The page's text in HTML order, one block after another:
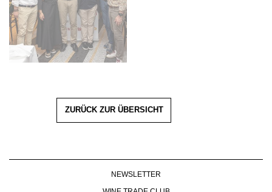
ZURÜCK ZUR ÜBERSICHT
NEWSLETTER